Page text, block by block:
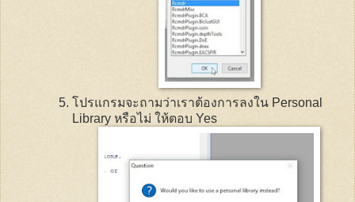
โปรแกรมจะถามว่าเราต้องการลงใน Personal
Library หรือไม่ ให้ตอบ Yes